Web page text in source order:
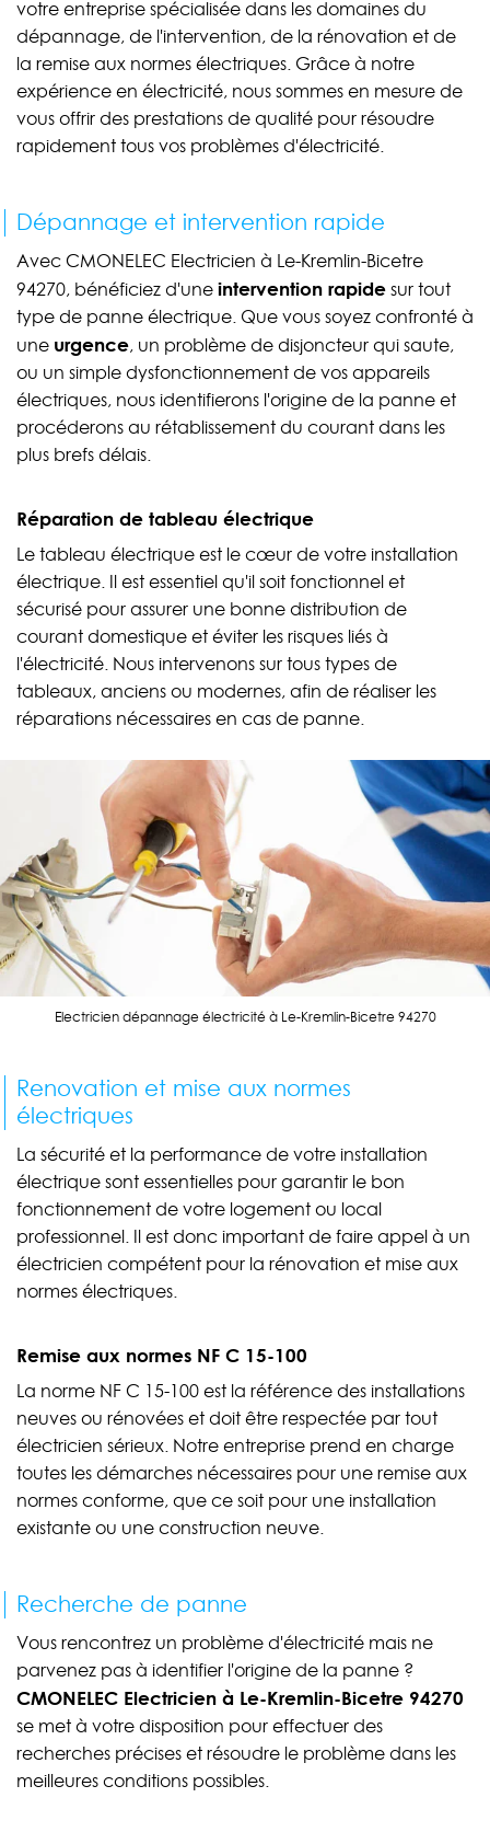
votre entreprise spécialisée dans les domaines du
dépannage, de l'intervention, de la rénovation et de
la remise aux normes électriques. Grâce à notre
expérience en électricité, nous sommes en mesure de
vous offrir des prestations de qualité pour résoudre
rapidement tous vos problèmes d'électricité.
Dépannage et intervention rapide
Avec CMONELEC Electricien à Le-Kremlin-Bicetre
94270, bénéficiez d'uneintervention rapidesur tout
type de panne électrique. Que vous soyez confronté à
une urgence, un problème de disjoncteur qui saute,
ou un simple dysfonctionnement de vos appareils
électriques, nous identifierons l'origine de la panne et
procéderons au rétablissement du courant dans les
plus brefs délais.
Réparation de tableau électrique
Le tableau électrique est le cœur de votre installation
électrique. Il est essentiel qu'il soit fonctionnel et
sécurisé pour assurer une bonne distribution de
courant domestique et éviter les risques liés à
l'électricité. Nous intervenons sur tous types de
tableaux, anciens ou modernes, afin de réaliser les
réparations nécessaires en cas de panne.
Electricien dépannage électricité à Le-Kremlin-Bicetre 94270
Renovation et mise aux normes
électriques
La sécurité et la performance de votre installation
électrique sont essentielles pour garantir le bon
fonctionnement de votre logement ou local
professionnel. Il est donc important de faire appel à un
électricien compétent pour la rénovation et mise aux
normes électriques.
Remise aux normes NF C 15-100
La norme NF C 15-100 est la référence des installations
neuves ou rénovées et doit être respectée par tout
électricien sérieux. Notre entreprise prend en charge
toutes les démarches nécessaires pour une remise aux
normes conforme, que ce soit pour une installation
existante ou une construction neuve.
Recherche de panne
Vous rencontrez un problème d'électricité mais ne
parvenez pas à identifier l'origine de la panne ?
CMONELEC Electricien à Le-Kremlin-Bicetre 94270
se met à votre disposition pour effectuer des
recherches précises et résoudre le problème dans les
meilleures conditions possibles.